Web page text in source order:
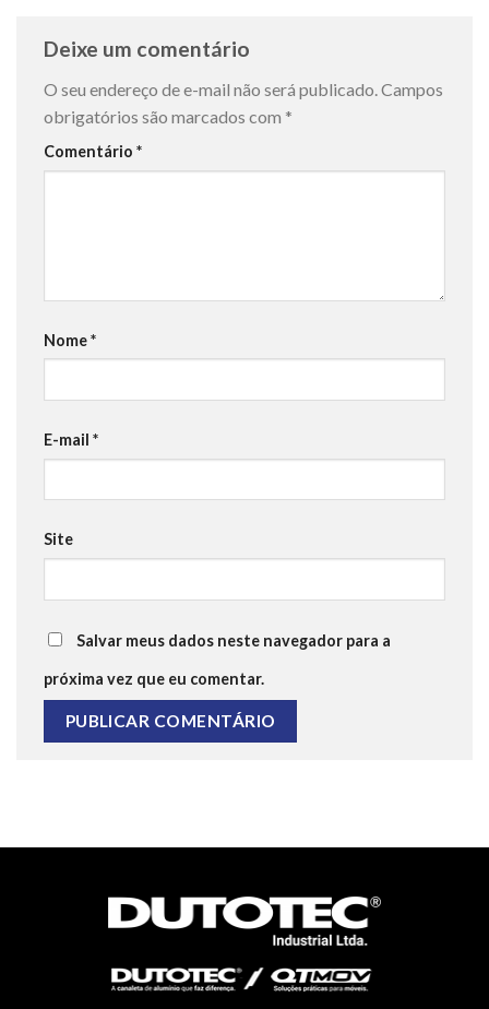
Deixe um comentário
O seu endereço de e-mail não será publicado.Campos
obrigatórios são marcados com *
Comentário *
Nome*
E-mail *
Site
Salvar meus dados neste navegador para a
próxima vez que eu comentar.